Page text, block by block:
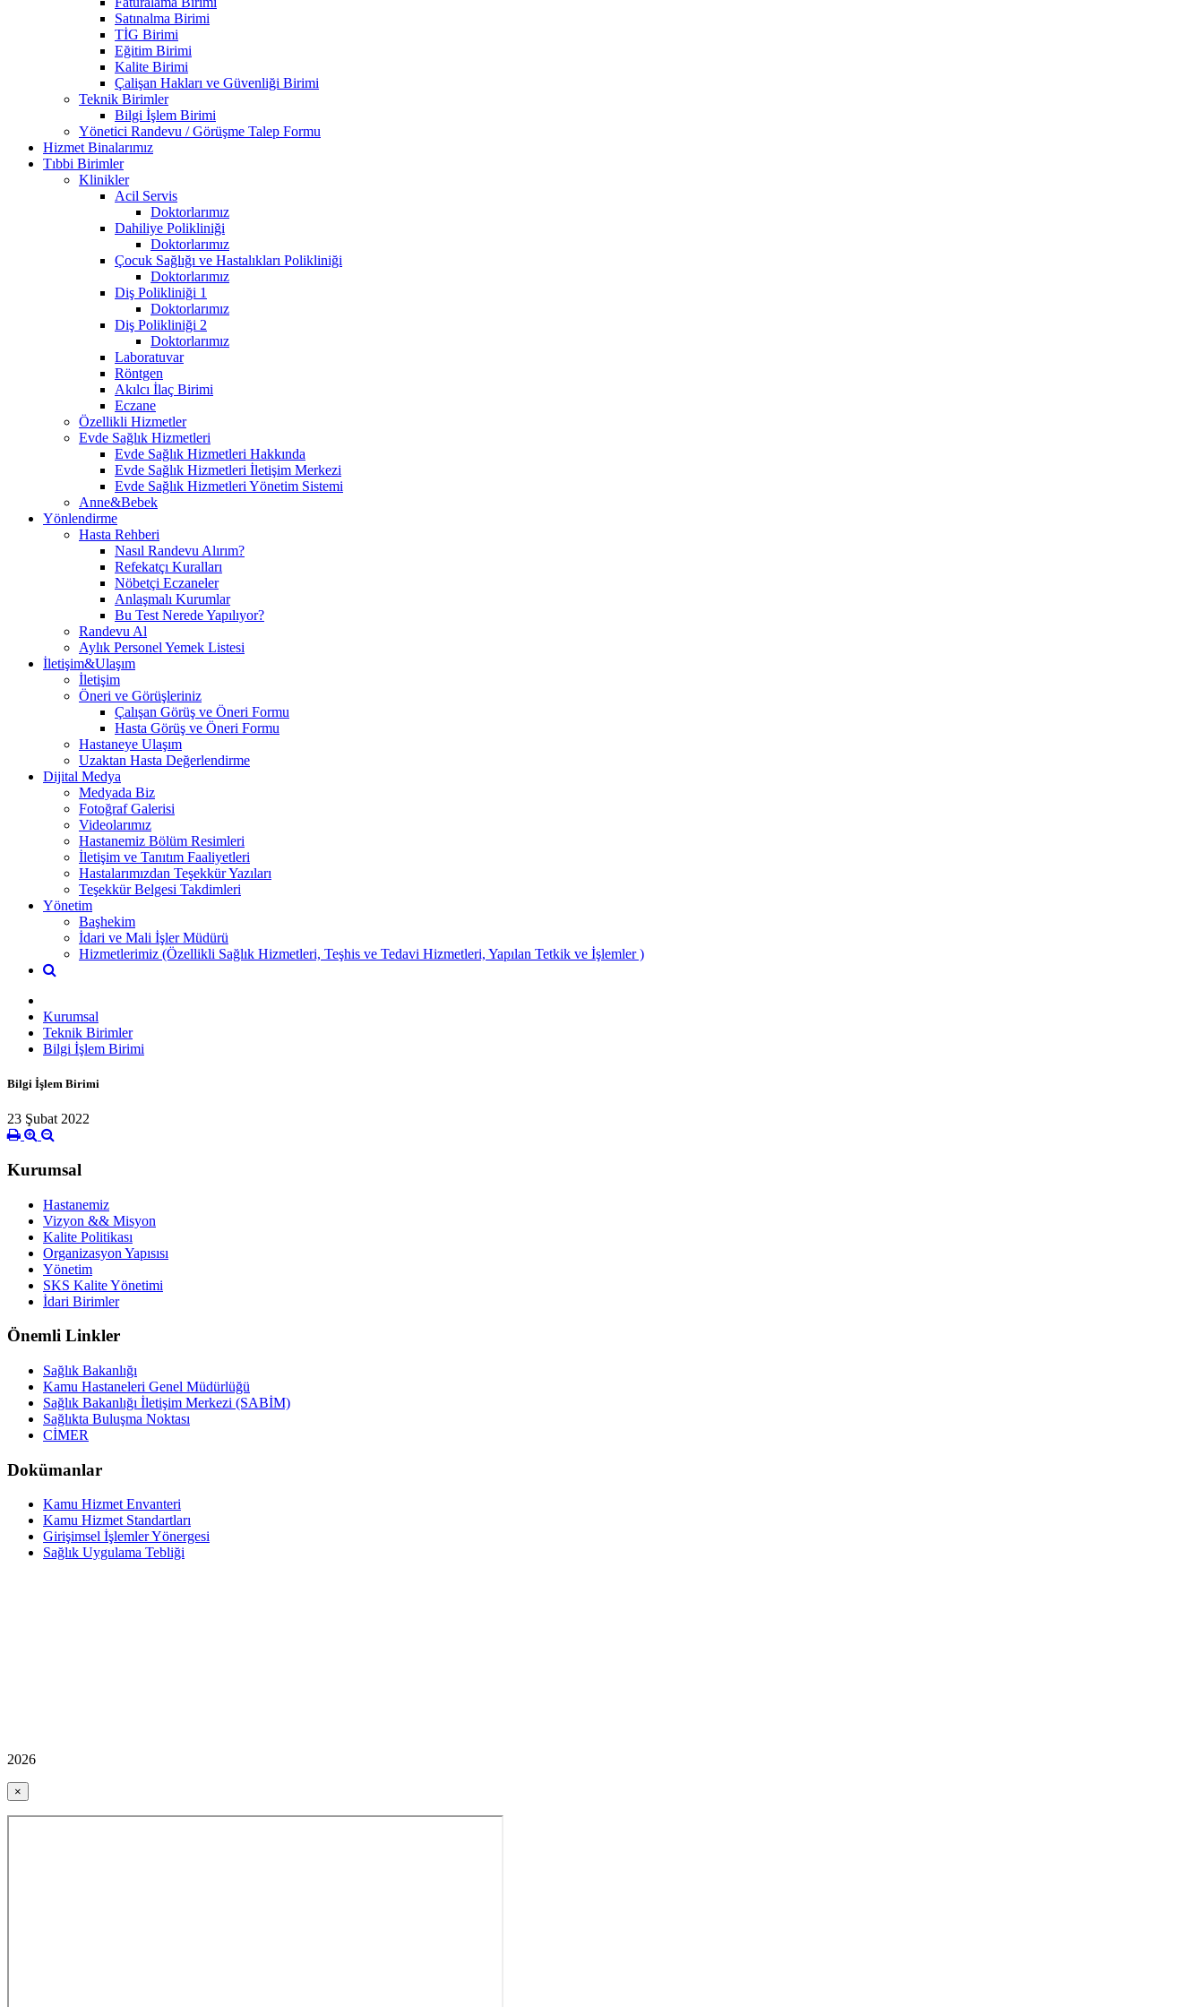
Satınalma Birimi
TİG Birimi
Eğitim Birimi
Kalite Birimi
Çalişan Hakları ve Güvenliği Birimi
Teknik Birimler
Bilgi İşlem Birimi
Yönetici Randevu / Görüşme Talep Formu
Hizmet Binalarımız
Tıbbi Birimler
Klinikler
Acil Servis
Doktorlarımız
Dahiliye Polikliniği
Doktorlarımız
Çocuk Sağlığı ve Hastalıkları Polikliniği
Doktorlarımız
Diş Polikliniği 1
Doktorlarımız
Diş Polikliniği 2
Doktorlarımız
Laboratuvar
Röntgen
Akılcı İlaç Birimi
Eczane
Özellikli Hizmetler
Evde Sağlık Hizmetleri
Evde Sağlık Hizmetleri Hakkında
Evde Sağlık Hizmetleri İletişim Merkezi
Evde Sağlık Hizmetleri Yönetim Sistemi
Anne&Bebek
Yönlendirme
Hasta Rehberi
Nasıl Randevu Alırım?
Refekatçı Kuralları
Nöbetçi Eczaneler
Anlaşmalı Kurumlar
Bu Test Nerede Yapılıyor?
Randevu Al
Aylık Personel Yemek Listesi
İletişim&Ulaşım
İletişim
Öneri ve Görüşleriniz
Çalışan Görüş ve Öneri Formu
Hasta Görüş ve Öneri Formu
Hastaneye Ulaşım
Uzaktan Hasta Değerlendirme
Dijital Medya
Medyada Biz
Fotoğraf Galerisi
Videolarımız
Hastanemiz Bölüm Resimleri
İletişim ve Tanıtım Faaliyetleri
Hastalarımızdan Teşekkür Yazıları
Teşekkür Belgesi Takdimleri
Yönetim
Başhekim
İdari ve Mali İşler Müdürü
Hizmetlerimiz (Özellikli Sağlık Hizmetleri, Teşhis ve Tedavi Hizmetleri, Yapılan Tetkik ve İşlemler )
Kurumsal
Teknik Birimler
Bilgi İşlem Birimi
Bilgi İşlem Birimi
23 Şubat 2022
Kurumsal
Hastanemiz
Vizyon && Misyon
Kalite Politikası
Organizasyon Yapısısı
Yönetim
SKS Kalite Yönetimi
İdari Birimler
Önemli Linkler
Sağlık Bakanlığı
Kamu Hastaneleri Genel Müdürlüğü
Sağlık Bakanlığı İletişim Merkezi (SABİM)
Sağlıkta Buluşma Noktası
CİMER
Dokümanlar
Kamu Hizmet Envanteri
Kamu Hizmet Standartları
Girişimsel İşlemler Yönergesi
Sağlık Uygulama Tebliği
2026
×